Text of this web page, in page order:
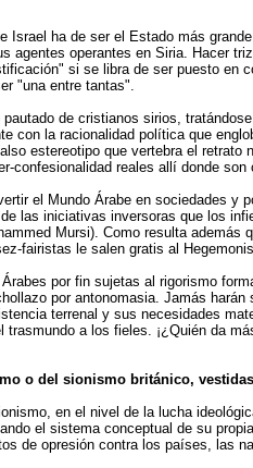
ha de ser el Estado más
operantes en Siria. Hacer
si se libra de ser puesto
"una entre tantas".
de cristianos sirios,
con la racionalidad política que
estereotipo que vertebra el
reales allí donde
el Mundo Árabe en sociedades
las iniciativas inversoras que los
Mursi). Como resulta
fairistas le salen gratis al
por fin sujetas al rigorismo
por antonomasia. Jamás
terrenal y sus necesidades
a los fieles. ¡¿Quién da
o del sionismo británico,
en el nivel de la lucha
el sistema conceptual de su
de opresión contra los países, las